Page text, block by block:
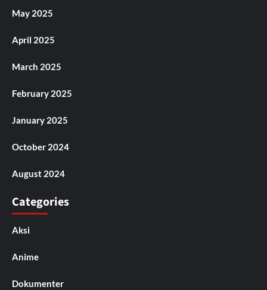
May 2025
April 2025
March 2025
February 2025
January 2025
October 2024
August 2024
Categories
Aksi
Anime
Dokumenter